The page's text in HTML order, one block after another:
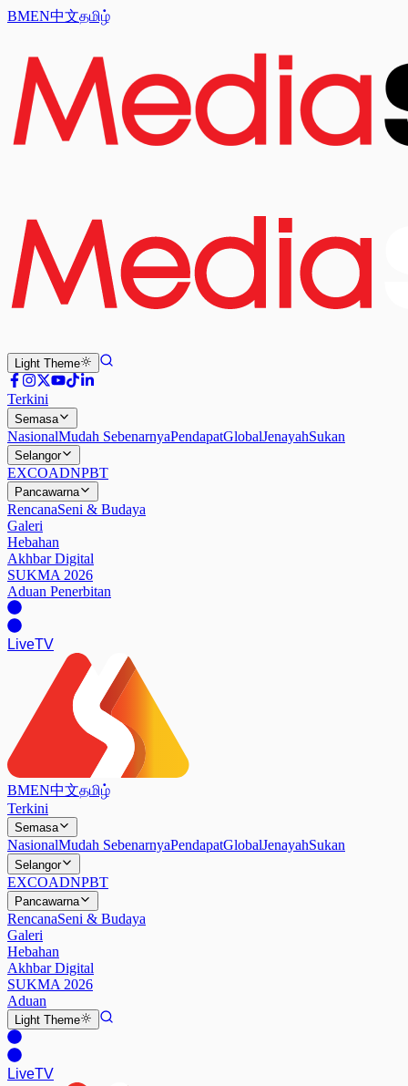
BMEN中文தமிழ்
Light Theme
Terkini
Semasa
NasionalMudah SebenarnyaPendapatGlobalJenayahSukan
Selangor
EXCOADNPBT
Pancawarna
RencanaSeni & Budaya
Galeri
Hebahan
Akhbar Digital
SUKMA 2026
Aduan Penerbitan
LiveTV
BMEN中文தமிழ்
Terkini
Semasa
NasionalMudah SebenarnyaPendapatGlobalJenayahSukan
Selangor
EXCOADNPBT
Pancawarna
RencanaSeni & Budaya
Galeri
Hebahan
Akhbar Digital
SUKMA 2026
Aduan
Light Theme
LiveTV